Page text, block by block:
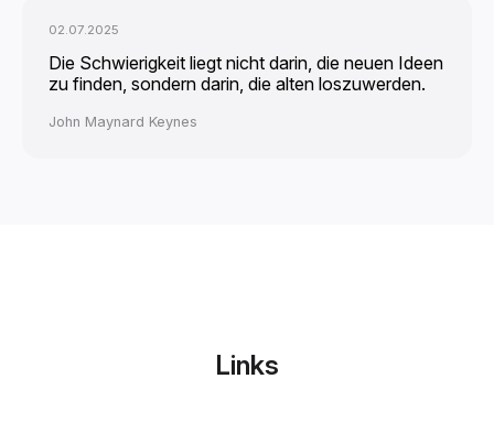
02.07.2025
Die Schwierigkeit liegt nicht darin, die neuen Ideen
zu finden, sondern darin, die alten loszuwerden.
John Maynard Keynes
Links